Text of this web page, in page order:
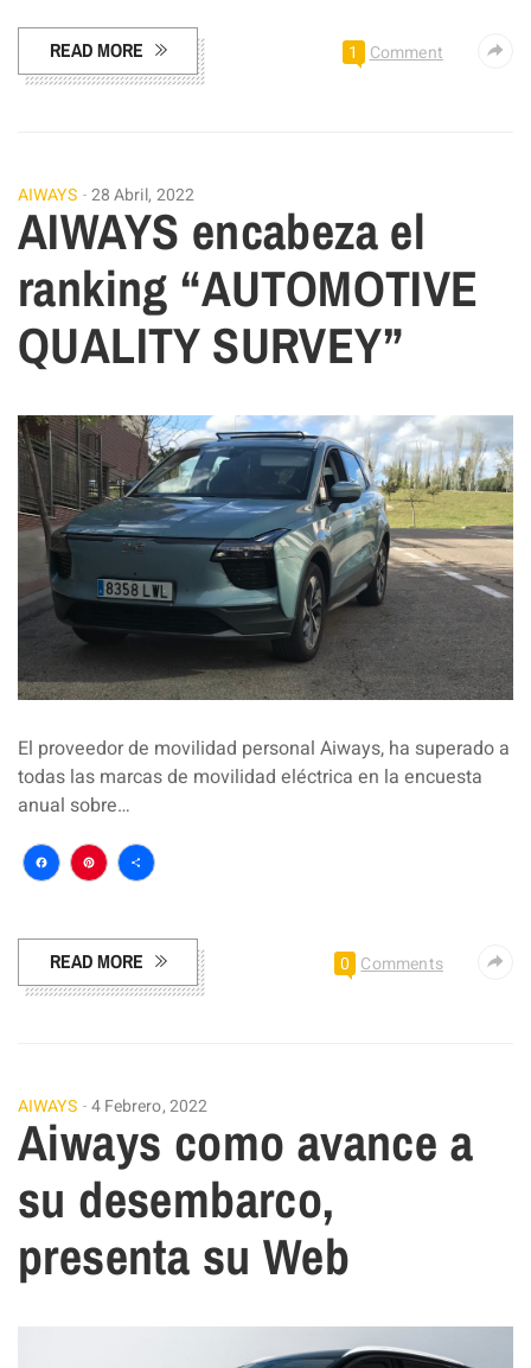
READ MORE 1 Comment
AIWAYS 28 Abril, 2022
AIWAYS encabeza el
ranking “AUTOMOTIVE
QUALITY SURVEY”
El proveedor de movilidad personal Aiways, ha superado a
todas las marcas de movilidad eléctrica en la encuesta
anual sobre…
Facebook
Pinterest
Compartir
READ MORE 0 Comments
AIWAYS 4 Febrero, 2022
Aiways como avance a
su desembarco,
presenta su Web